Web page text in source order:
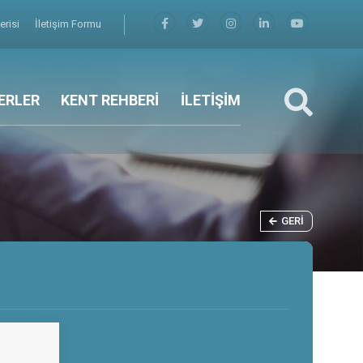
İletişim Formu
KENT REHBERİ İLETİŞİM
GERI